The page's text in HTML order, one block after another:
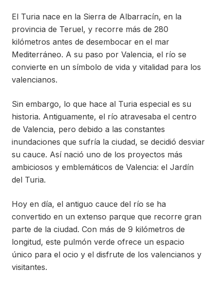
El Turia nace en la Sierra de Albarracín, en la
provincia de Teruel, y recorre más de 280
kilómetros antes de desembocar en el mar
Mediterráneo. A su paso por Valencia, el río se
convierte en un símbolo de vida y vitalidad para los
valencianos.
Sin embargo, lo que hace al Turia especial es su
historia. Antiguamente, el río atravesaba el centro
de Valencia, pero debido a las constantes
inundaciones que sufría la ciudad, se decidió desviar
su cauce. Así nació uno de los proyectos más
ambiciosos y emblemáticos de Valencia: el Jardín
del Turia.
Hoy en día, el antiguo cauce del río se ha
convertido en un extenso parque que recorre gran
parte de la ciudad. Con más de 9 kilómetros de
longitud, este pulmón verde ofrece un espacio
único para el ocio y el disfrute de los valencianos y
visitantes.